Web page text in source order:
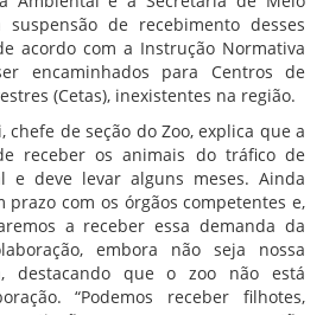
de recebimento desses
acordo com a Instrução Normativa
encaminhados para Centros de
(Cetas), inexistentes na região.
chefe de seção do Zoo, explica que a
receber os animais do tráfico de
e deve levar alguns meses. Ainda
prazo com os órgãos competentes e,
a receber essa demanda da
embora não seja nossa
destacando que o zoo não está
“Podemos receber filhotes,